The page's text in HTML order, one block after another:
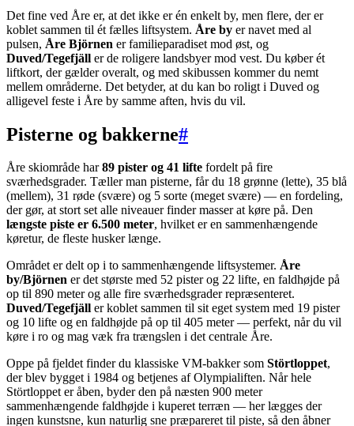
Det fine ved Åre er, at det ikke er én enkelt by, men flere, der er
koblet sammen til ét fælles liftsystem. Åre by er navet med al
pulsen, Åre Björnen er familieparadiset mod øst, og
Duved/Tegefjäll er de roligere landsbyer mod vest. Du køber ét
liftkort, der gælder overalt, og med skibussen kommer du nemt
mellem områderne. Det betyder, at du kan bo roligt i Duved og
alligevel feste i Åre by samme aften, hvis du vil.
Pisterne og bakkerne#
Åre skiområde har89 pister og 41 lifte fordelt på fire
sværhedsgrader. Tæller man pisterne, får du 18 grønne (lette), 35 blå
(mellem), 31 røde (svære) og 5 sorte (meget svære) — en fordeling,
der gør, at stort set alle niveauer finder masser at køre på. Den
længste piste er 6.500 meter, hvilket er en sammenhængende
køretur, de fleste husker længe.
Området er delt op i to sammenhængende liftsystemer. Åre
by/Björnen er det største med 52 pister og 22 lifte, en faldhøjde på
op til 890 meter og alle fire sværhedsgrader repræsenteret.
Duved/Tegefjäll er koblet sammen til sit eget system med 19 pister
og 10 lifte og en faldhøjde på op til 405 meter — perfekt, når du vil
køre i ro og mag væk fra trængslen i det centrale Åre.
Oppe på fjeldet finder du klassiske VM-bakker som Störtloppet,
der blev bygget i 1984 og betjenes af Olympialiften. Når hele
Störtloppet er åben, byder den på næsten 900 meter
sammenhængende faldhøjde i kuperet terræn — her lægges der
ingen kunstsne, kun naturlig sne præpareret til piste, så den åbner